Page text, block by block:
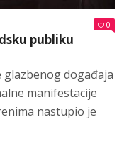
0
publiku
glazbenog događaja
manifestacije
nastupio je